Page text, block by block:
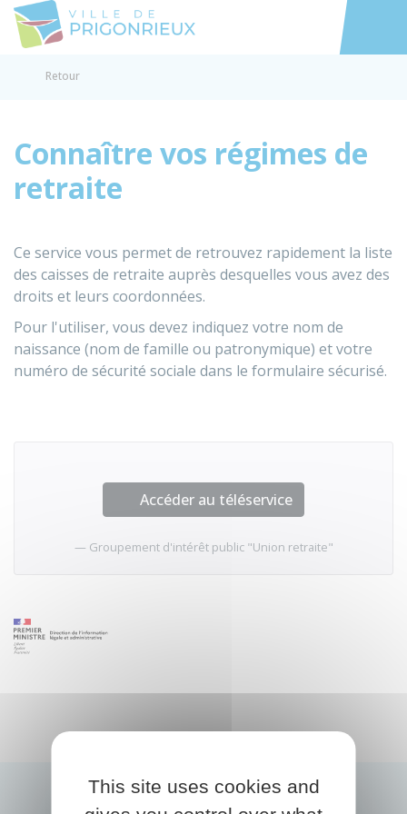
Accéder
Retour
Connaître vos régimes de
retraite
Ce service vous permet de retrouvez rapidement la liste
des caisses de retraite auprès desquelles vous avez des
droits et leurs coordonnées.
Pour l'utiliser, vous devez indiquez votre nom de
naissance (nom de famille ou patronymique) et votre
numéro de sécurité sociale dans le formulaire sécurisé.
Accéder au téléservice
Groupement d'intérêt public "Union retraite"
This site uses cookies and